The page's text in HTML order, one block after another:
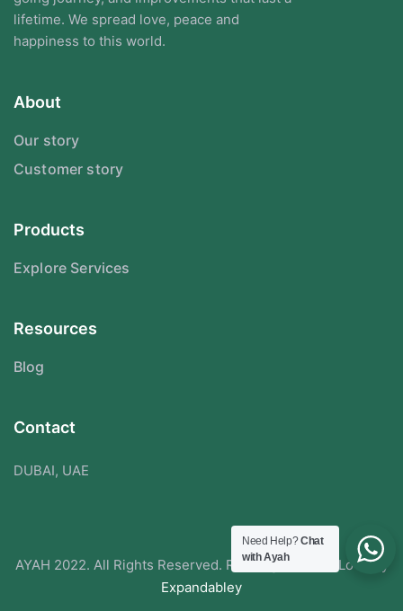
lifetime. We spread love, peace and
happiness to this world.
About
Our story
Customer story
Products
Explore Services
Resources
Blog
Contact
DUBAI, UAE
AYAH 2022. All Rights Reserved. Redesigned With Love By
Expandabley
Need Help?Chat
with Ayah